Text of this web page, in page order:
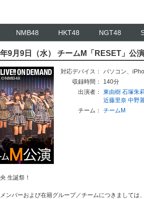
NMB48 HKT48 NGT48
9月9日（水） チームM「RESET」公
対応デバイス： パソコン、
収録時間：
140分
出演者：
東由樹 石塚朱
近藤里奈 中野
チーム：
チームM
生誕祭！
ンバーおよび在籍グループ／チームにつきましては